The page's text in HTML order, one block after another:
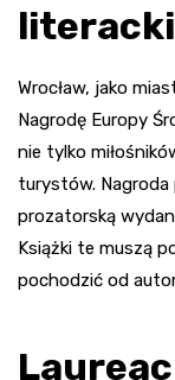
Wrocław, jako
Nagrodę Europy
nie tylko
turystów. Nagroda
prozatorską
Książki te muszą
pochodzić od